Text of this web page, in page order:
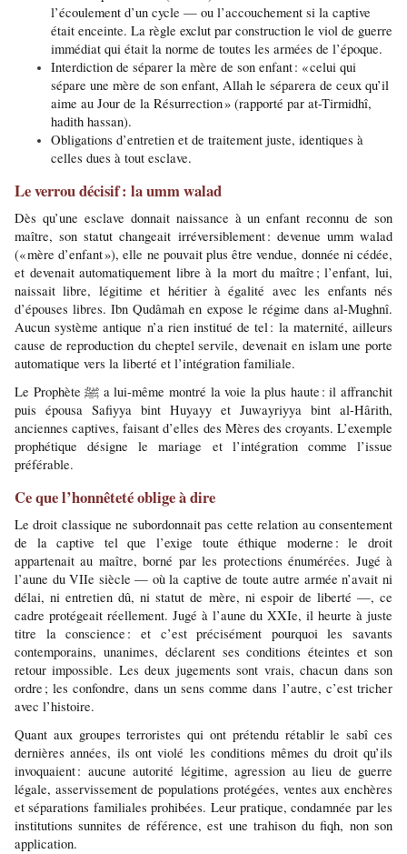
l’écoulement d’un cycle — ou l’accouchement si la captive
était enceinte. La règle exclut par construction le viol de guerre
immédiat qui était la norme de toutes les armées de l’époque.
Interdiction de séparer la mère de son enfant : « celui qui
sépare une mère de son enfant, Allah le séparera de ceux qu’il
aime au Jour de la Résurrection » (rapporté par at-Tirmidhî,
hadith hassan).
Obligations d’entretien et de traitement juste, identiques à
celles dues à tout esclave.
Le verrou décisif : la umm walad
Dès qu’une esclave donnait naissance à un enfant reconnu de son
maître, son statut changeait irréversiblement : devenue umm walad
(« mère d’enfant »), elle ne pouvait plus être vendue, donnée ni cédée,
et devenait automatiquement libre à la mort du maître ; l’enfant, lui,
naissait libre, légitime et héritier à égalité avec les enfants nés
d’épouses libres. Ibn Qudâmah en expose le régime dans al-Mughnî.
Aucun système antique n’a rien institué de tel : la maternité, ailleurs
cause de reproduction du cheptel servile, devenait en islam une porte
automatique vers la liberté et l’intégration familiale.
Le Prophète ﷺ a lui-même montré la voie la plus haute : il affranchit
puis épousa Safiyya bint Huyayy et Juwayriyya bint al-Hârith,
anciennes captives, faisant d’elles des Mères des croyants. L’exemple
prophétique désigne le mariage et l’intégration comme l’issue
préférable.
Ce que l’honnêteté oblige à dire
Le droit classique ne subordonnait pas cette relation au consentement
de la captive tel que l’exige toute éthique moderne : le droit
appartenait au maître, borné par les protections énumérées. Jugé à
l’aune du VIIe siècle — où la captive de toute autre armée n’avait ni
délai, ni entretien dû, ni statut de mère, ni espoir de liberté —, ce
cadre protégeait réellement. Jugé à l’aune du XXIe, il heurte à juste
titre la conscience : et c’est précisément pourquoi les savants
contemporains, unanimes, déclarent ses conditions éteintes et son
retour impossible. Les deux jugements sont vrais, chacun dans son
ordre ; les confondre, dans un sens comme dans l’autre, c’est tricher
avec l’histoire.
Quant aux groupes terroristes qui ont prétendu rétablir le sabî ces
dernières années, ils ont violé les conditions mêmes du droit qu’ils
invoquaient : aucune autorité légitime, agression au lieu de guerre
légale, asservissement de populations protégées, ventes aux enchères
et séparations familiales prohibées. Leur pratique, condamnée par les
institutions sunnites de référence, est une trahison du fiqh, non son
application.